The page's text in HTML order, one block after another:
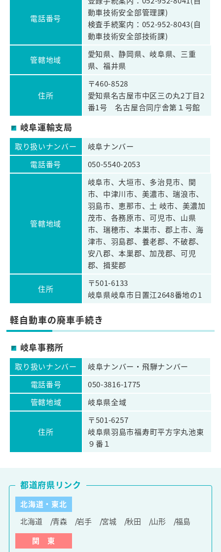
電話番号
動車技術安全部管理課)
検査手続案内：052-952-8043(自
動車技術安全部技術課)
管轄地域
愛知県、静岡県、岐阜県、三重
県、福井県
住所
〒460-8528
愛知県名古屋市中区三の丸2丁目2
番1号 名古屋合同庁舎第１号館
岐阜運輸支局
取り扱いナンバー
岐阜ナンバー
電話番号
050-5540-2053
管轄地域
岐阜市、大垣市、多治見市、関
市、中津川市、美濃市、瑞浪市、
羽島市、恵那市、土 岐市、美濃加
茂市、各務原市、可児市、山県
市、瑞穂市、本巣市、郡上市、海
津市、羽島郡、養老郡、不破郡、
安八郡、本巣郡、加茂郡、可児
郡、揖斐郡
住所
〒501-6133
岐阜県岐阜市日置江2648番地の1
軽自動車の廃車手続き
岐阜事務所
取り扱いナンバー
岐阜ナンバー・飛騨ナンバー
電話番号
050-3816-1775
管轄地域
岐阜県全域
住所
〒501-6257
岐阜県羽島市福寿町平方字丸池東
９番１
北海道・東北
北海道
青森 岩手 宮城 秋田 山形
福島
関 東
都道府県リンク